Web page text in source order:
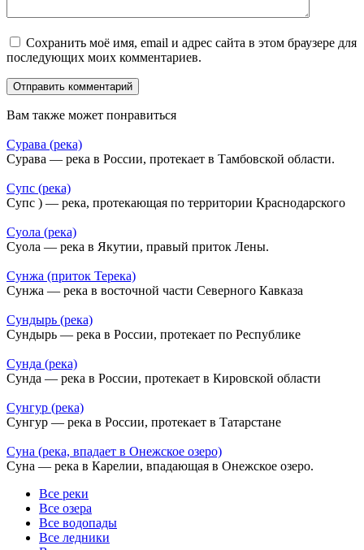
Сохранить моё имя, email и адрес сайта в этом браузере для
последующих моих комментариев.
Вам также может понравиться
Сурава (река)
Сурава — река в России, протекает в Тамбовской области.
Супс (река)
Супс ) — река, протекающая по территории Краснодарского
Суола (река)
Суола — река в Якутии, правый приток Лены.
Сунжа (приток Терека)
Сунжа — река в восточной части Северного Кавказа
Сундырь (река)
Сундырь — река в России, протекает по Республике
Сунда (река)
Сунда — река в России, протекает в Кировской области
Сунгур (река)
Сунгур — река в России, протекает в Татарстане
Суна (река, впадает в Онежское озеро)
Суна — река в Карелии, впадающая в Онежское озеро.
Все реки
Все озера
Все водопады
Все ледники